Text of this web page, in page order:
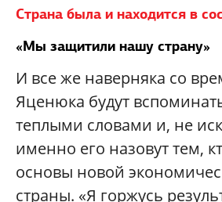
Страна была и находится в
«Мы защитили нашу страну»
И все же наверняка со
Яценюка будут
теплыми словами и, не
именно его назовут тем,
основы новой
страны. «Я горжусь